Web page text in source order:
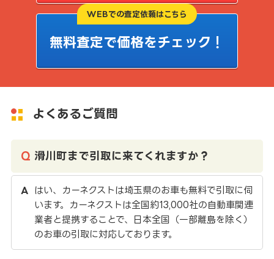
WEBでの査定依頼はこちら
無料査定で価格をチェック！
よくあるご質問
滑川町まで引取に来てくれますか？
はい、カーネクストは埼玉県のお車も無料で引取に伺
います。カーネクストは全国約13,000社の自動車関連
業者と提携することで、日本全国（一部離島を除く）
のお車の引取に対応しております。